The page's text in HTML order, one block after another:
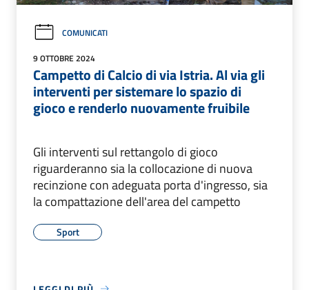
COMUNICATI
9 OTTOBRE 2024
Campetto di Calcio di via Istria. Al via gli
interventi per sistemare lo spazio di
gioco e renderlo nuovamente fruibile
Gli interventi sul rettangolo di gioco
riguarderanno sia la collocazione di nuova
recinzione con adeguata porta d'ingresso, sia
la compattazione dell'area del campetto
Sport